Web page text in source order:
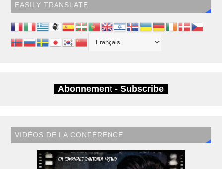
EASILY TRANSLATE
Abonnement - Subscribe
VIDÉOS DE LA CONFÉRENCE